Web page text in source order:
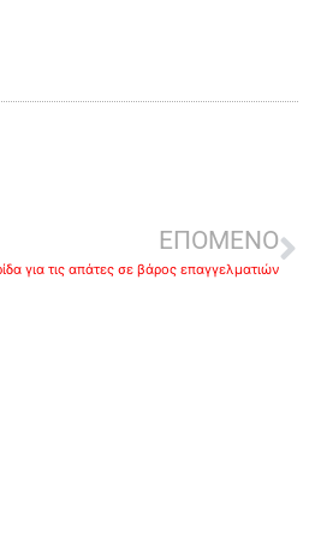
ΕΠΟΜΕΝΟ
για τις απάτες σε βάρος επαγγελματιών